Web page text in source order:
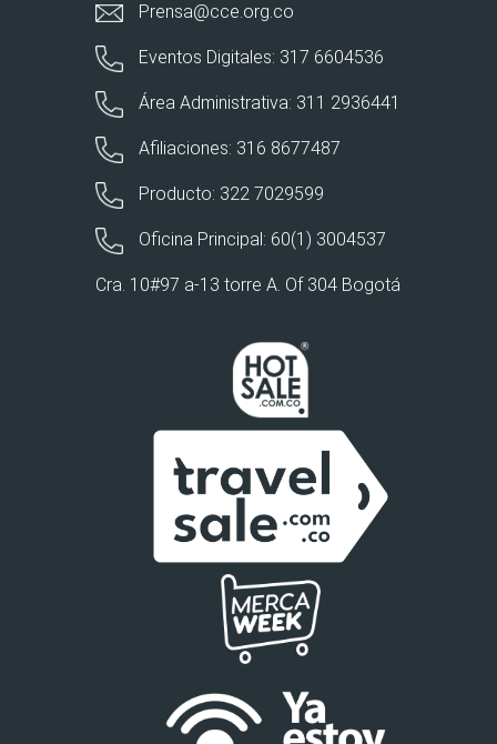
Prensa@cce.org.co
Eventos Digitales: 317 6604536
Área Administrativa: 311 2936441
Afiliaciones: 316 8677487
Producto: 322 7029599
Oficina Principal: 60(1) 3004537
Cra. 10#97 a-13 torre A. Of 304 Bogotá